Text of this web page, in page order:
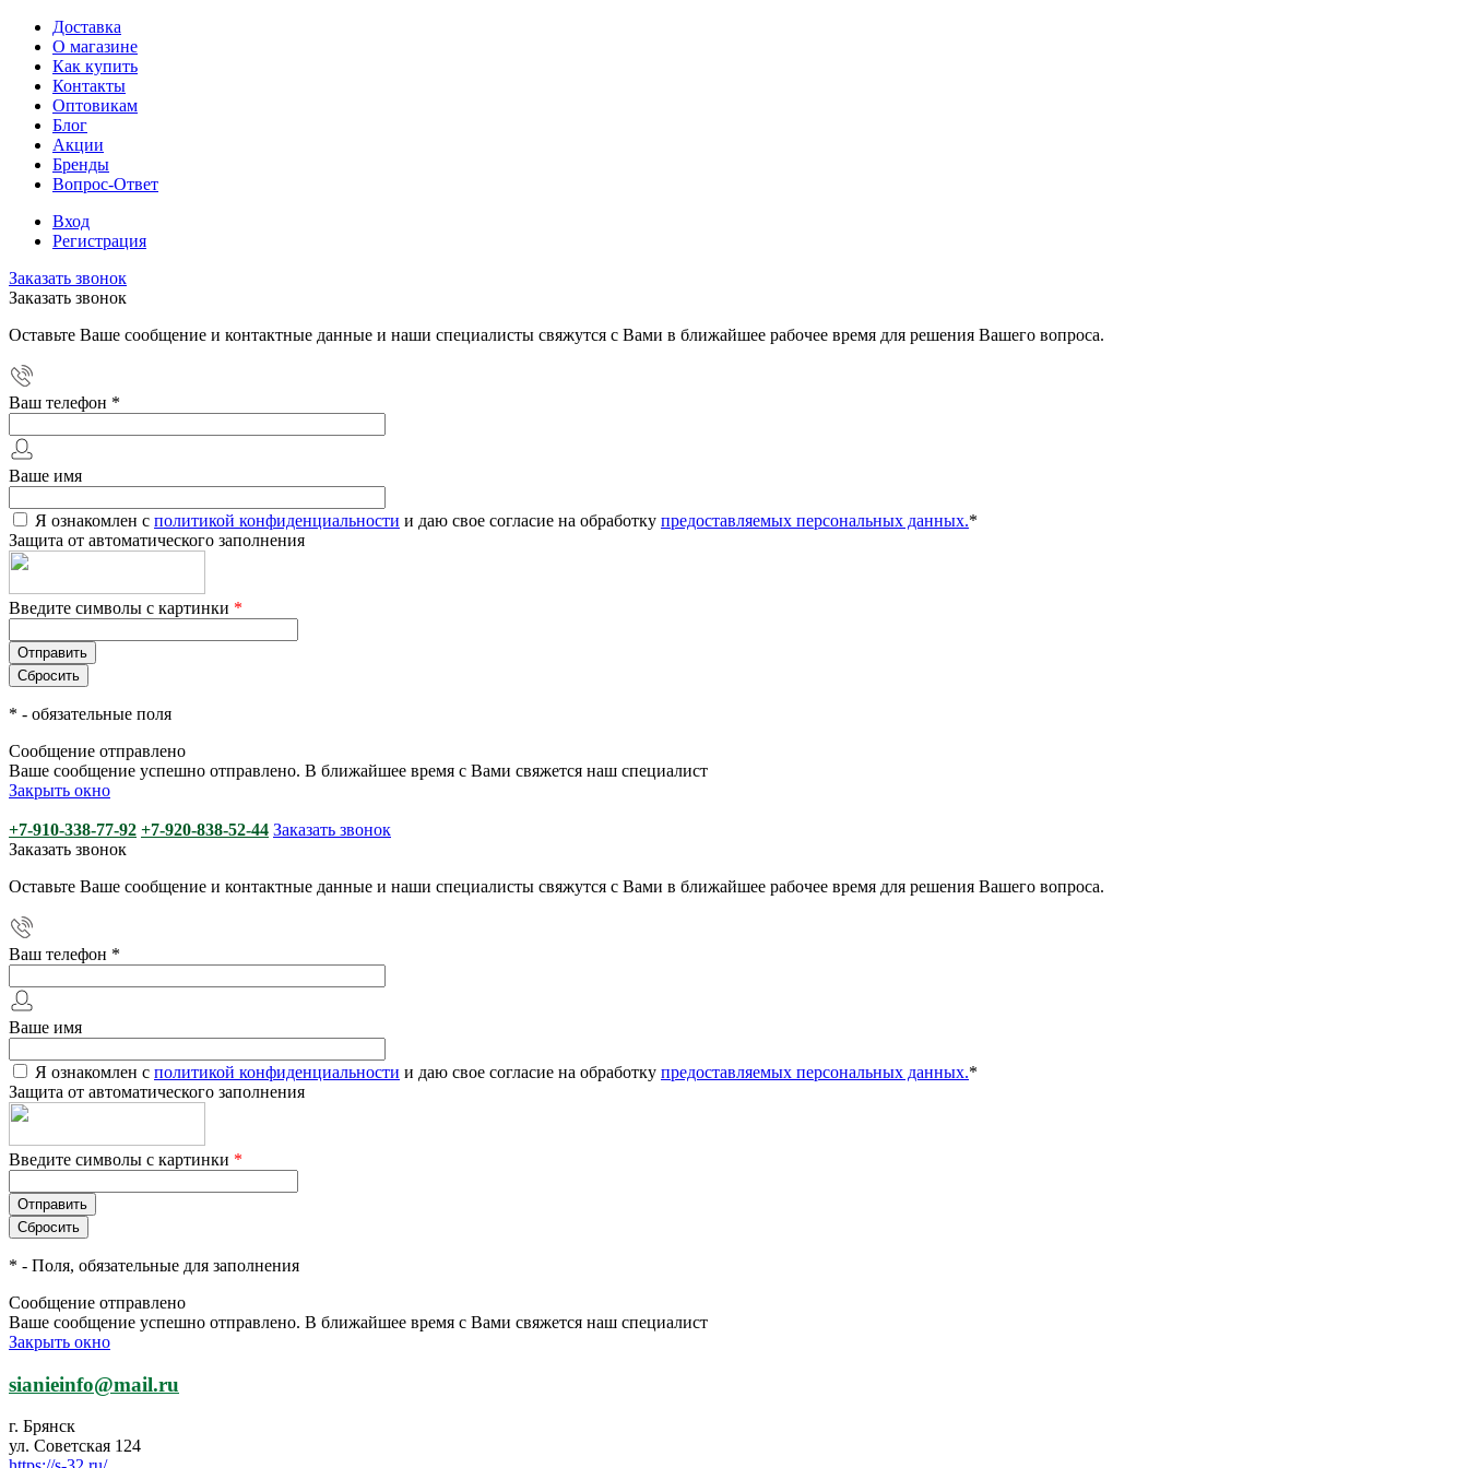
Доставка
О магазине
Как купить
Контакты
Оптовикам
Блог
Акции
Бренды
Вопрос-Ответ
Вход
Регистрация
Заказать звонок
Заказать звонок
Оставьте Ваше сообщение и контактные данные и наши специалисты свяжутся с Вами в ближайшее рабочее время для решения Вашего вопроса.
Ваш телефон *
Ваше имя
Я ознакомлен с политикой конфиденциальности и даю свое согласие на обработку предоставляемых персональных данных.*
Защита от автоматического заполнения
Введите символы с картинки *
* - обязательные поля
Сообщение отправлено
Ваше сообщение успешно отправлено. В ближайшее время с Вами свяжется наш специалист
Закрыть окно
+7-910-338-77-92 +7-920-838-52-44 Заказать звонок
Заказать звонок
Оставьте Ваше сообщение и контактные данные и наши специалисты свяжутся с Вами в ближайшее рабочее время для решения Вашего вопроса.
Ваш телефон *
Ваше имя
Я ознакомлен с политикой конфиденциальности и даю свое согласие на обработку предоставляемых персональных данных.*
Защита от автоматического заполнения
Введите символы с картинки *
* - Поля, обязательные для заполнения
Сообщение отправлено
Ваше сообщение успешно отправлено. В ближайшее время с Вами свяжется наш специалист
Закрыть окно
sianieinfo@mail.ru
г. Брянск
ул. Советская 124